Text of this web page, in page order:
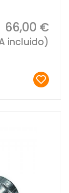
66,00 €
incluido)